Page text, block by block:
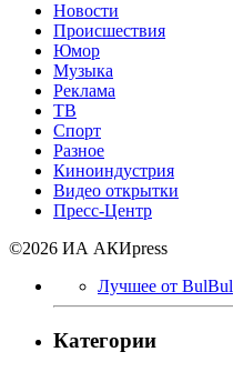
Новости
Происшествия
Юмор
Музыка
Реклама
ТВ
Спорт
Разное
Киноиндустрия
Видео открытки
Пресс-Центр
©2026 ИА АКИpress
Лучшее от BulBul
Категории